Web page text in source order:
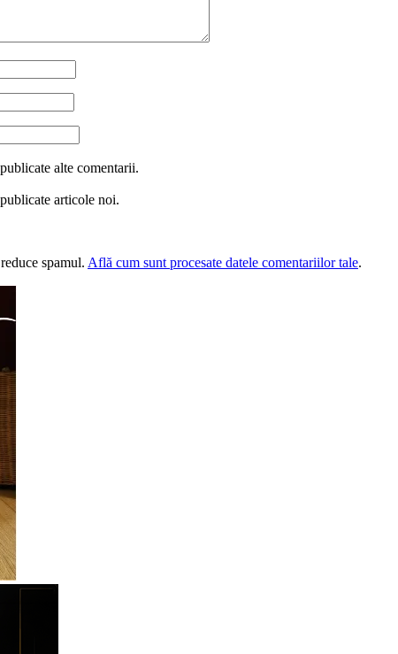
alte comentarii.
articole noi.
spamul. Află cum sunt procesate datele comentariilor tale.